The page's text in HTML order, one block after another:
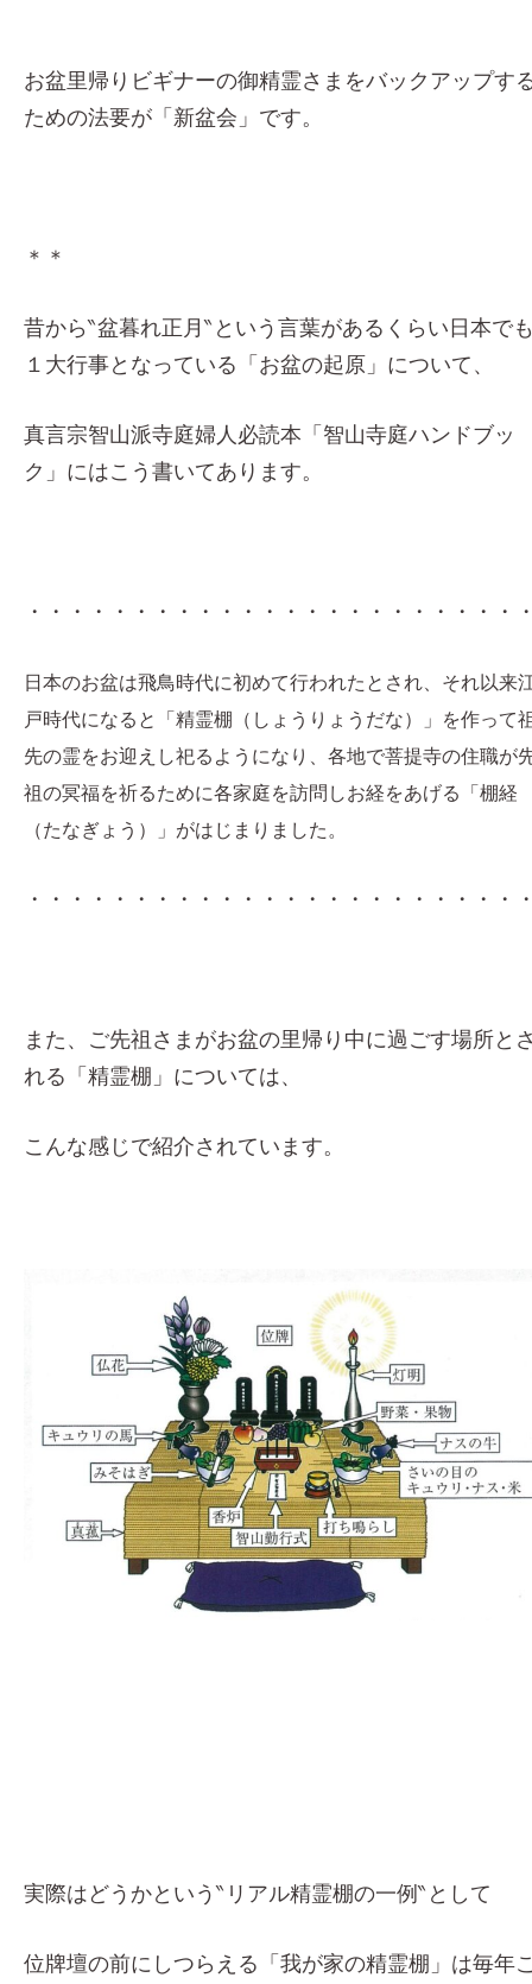
お盆里帰りビギナーの御精霊さまをバックアップす
ための法要が「新盆会」です。
＊＊
昔から‶盆暮れ正月‶という言葉があるくらい日本で
１大行事となっている「お盆の起原」について、
真言宗智山派寺庭婦人必読本「智山寺庭ハンドブッ
ク」にはこう書いてあります。
・・・・・・・・・・・・・・・・・・・・・・
日本のお盆は飛鳥時代に初めて行われたとされ、それ以来
戸時代になると「精霊棚（しょうりょうだな）」を作って
先の霊をお迎えし祀るようになり、各地で菩提寺の住職が
祖の冥福を祈るために各家庭を訪問しお経をあげる「棚経
（たなぎょう）」がはじまりました。
・・・・・・・・・・・・・・・・・・・・・・
また、ご先祖さまがお盆の里帰り中に過ごす場所と
れる「精霊棚」については、
こんな感じで紹介されています。
実際はどうかという‶リアル精霊棚の一例‶として
位牌壇の前にしつらえる「我が家の精霊棚」は毎年